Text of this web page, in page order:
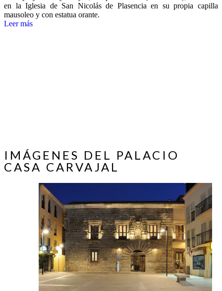
en la Iglesia de San Nicolás de Plasencia en su propia capilla
mausoleo y con estatua orante.
Leer más
IMÁGENES DEL PALACIO
CASA CARVAJAL